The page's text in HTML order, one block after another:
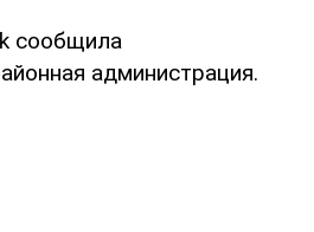
сообщила
администрация.